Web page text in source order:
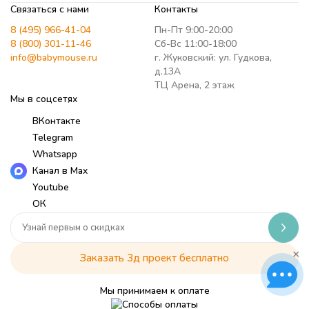
Связаться с нами
8 (495) 966-41-04
8 (800) 301-11-46
info@babymouse.ru
Контакты
Пн-Пт 9:00-20:00
Сб-Вс 11:00-18:00
г. Жуковский: ул. Гудкова,
д.13А
ТЦ Арена, 2 этаж
Мы в соцсетях
ВКонтакте
Telegram
Whatsapp
Канал в Max
Youtube
ОК
Заказать 3д проект бесплатно
Мы принимаем к оплате
×